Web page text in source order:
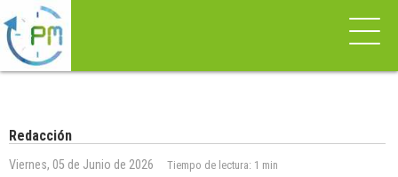
Redacción
Viernes, 05 de Junio de 2026 Tiempo de lectura: 1 min